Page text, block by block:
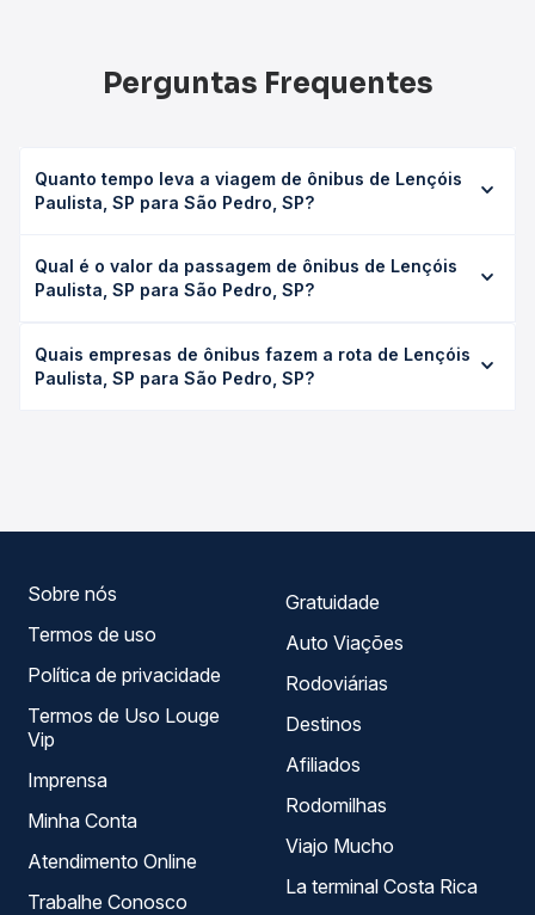
Perguntas Frequentes
Quanto tempo leva a viagem de ônibus de Lençóis
Paulista, SP para São Pedro, SP?
Pedro, SP leva em média 1h 50min, podendo variar
conforme a viação, o tipo de serviço (convencional,
duração exata de cada opção na data desejada.
Qual é o valor da passagem de ônibus de Lençóis
Paulista, SP para São Pedro, SP?
para São Pedro, SP custa em média R$ 51,45 e varia
conforme a data da viagem, a empresa, o tipo de poltrona
Quais empresas de ônibus fazem a rota de Lençóis
Paulista, SP para São Pedro, SP?
Sobre nós
Termos de uso
Política de privacidade
Termos de Uso Louge
Vip
Imprensa
Minha Conta
Atendimento Online
Trabalhe Conosco
Gratuidade
Auto Viações
Rodoviárias
Destinos
Afiliados
Rodomilhas
Viajo Mucho
La terminal Costa Rica